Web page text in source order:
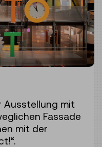
Ausstellung mit
Fassade
mit der